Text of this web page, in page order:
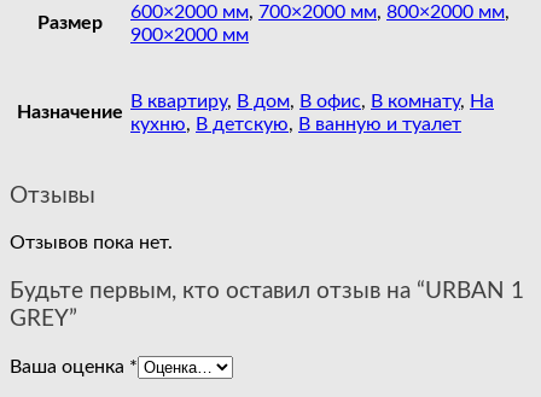
Размер
600×2000 мм, 700×2000 мм, 800×2000 мм,
900×2000 мм
Назначение
В квартиру, В дом, В офис, В комнату, На
кухню, В детскую, В ванную и туалет
Отзывы
Отзывов пока нет.
Будьте первым, кто оставил отзыв на “URBAN 1
GREY”
Ваша оценка *